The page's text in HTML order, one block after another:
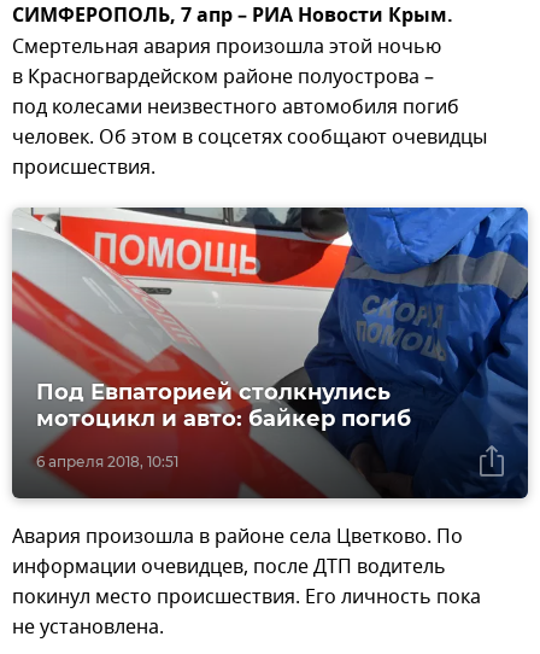
СИМФЕРОПОЛЬ, 7 апр – РИА Новости Крым.
Смертельная авария произошла этой ночью
в Красногвардейском районе полуострова –
под колесами неизвестного автомобиля погиб
человек. Об этом в соцсетях сообщают очевидцы
происшествия.
6 апреля 2018, 10:51
Под Евпаторией столкнулись
мотоцикл и авто: байкер погиб
Авария произошла в районе села Цветково. По
информации очевидцев, после ДТП водитель
покинул место происшествия. Его личность пока
не установлена.